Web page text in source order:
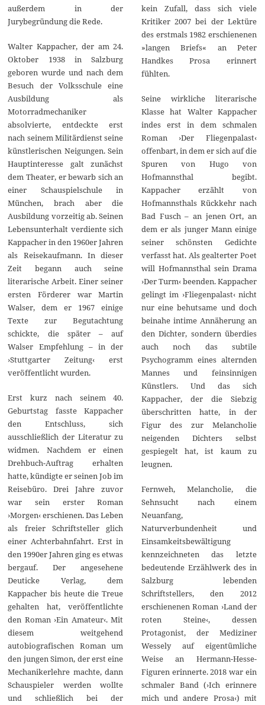
außerdem in der
Jurybegründung die Rede.
Walter Kappacher, der am 24.
Oktober 1938 in Salzburg
geboren wurde und nach dem
Besuch der Volksschule eine
Ausbildung als
Motorradmechaniker
absolvierte, entdeckte erst
nach seinem Militärdienst seine
künstlerischen Neigungen. Sein
Hauptinteresse galt zunächst
dem Theater, er bewarb sich an
einer Schauspielschule in
München, brach aber die
Ausbildung vorzeitig ab. Seinen
Lebensunterhalt verdiente sich
Kappacher in den 1960er Jahren
als Reisekaufmann. In dieser
Zeit begann auch seine
literarische Arbeit. Einer seiner
ersten Förderer war Martin
Walser, dem er 1967 einige
Texte zur Begutachtung
schickte, die später – auf
Walser Empfehlung – in der
›Stuttgarter Zeitung‹ erst
veröffentlicht wurden.
Erst kurz nach seinem 40.
Geburtstag fasste Kappacher
den Entschluss, sich
ausschließlich der Literatur zu
widmen. Nachdem er einen
Drehbuch-Auftrag erhalten
hatte, kündigte er seinen Job im
Reisebüro. Drei Jahre zuvor
war sein erster Roman
›Morgen‹ erschienen. Das Leben
als freier Schriftsteller glich
einer Achterbahnfahrt. Erst in
den 1990er Jahren ging es etwas
bergauf. Der angesehene
Deuticke Verlag, dem
Kappacher bis heute die Treue
gehalten hat, veröffentlichte
den Roman ›Ein Amateur‹. Mit
diesem weitgehend
autobiografischen Roman um
den jungen Simon, der erst eine
Mechanikerlehre machte, dann
Schauspieler werden wollte
und schließlich bei der
kein Zufall, dass sich viele
Kritiker 2007 bei der Lektüre
des erstmals 1982 erschienenen
»langen Briefs« an Peter
Handkes Prosa erinnert
fühlten.
Seine wirkliche literarische
Klasse hat Walter Kappacher
indes erst in dem schmalen
Roman ›Der Fliegenpalast‹
offenbart, in dem er sich auf die
Spuren von Hugo von
Hofmannsthal begibt.
Kappacher erzählt von
Hofmannsthals Rückkehr nach
Bad Fusch – an jenen Ort, an
dem er als junger Mann einige
seiner schönsten Gedichte
verfasst hat. Als gealterter Poet
will Hofmannsthal sein Drama
›Der Turm‹ beenden. Kappacher
gelingt im ›Fliegenpalast‹ nicht
nur eine behutsame und doch
beinahe intime Annäherung an
den Dichter, sondern überdies
auch noch das subtile
Psychogramm eines alternden
Mannes und feinsinnigen
Künstlers. Und das sich
Kappacher, der die Siebzig
überschritten hatte, in der
Figur des zur Melancholie
neigenden Dichters selbst
gespiegelt hat, ist kaum zu
leugnen.
Fernweh, Melancholie, die
Sehnsucht nach einem
Neuanfang,
Naturverbundenheit und
Einsamkeitsbewältigung
kennzeichneten das letzte
bedeutende Erzählwerk des in
Salzburg lebenden
Schriftstellers, den 2012
erschienenen Roman ›Land der
roten Steine‹, dessen
Protagonist, der Mediziner
Wessely auf eigentümliche
Weise an Hermann-Hesse-
Figuren erinnerte. 2018 war ein
schmaler Band (›Ich erinnere
mich und andere Prosa‹) mit